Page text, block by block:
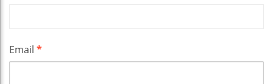
Email *